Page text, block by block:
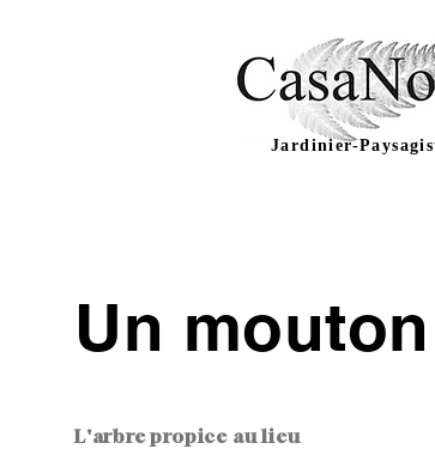
Jardinier-
Un
L'arbre propice au lieu